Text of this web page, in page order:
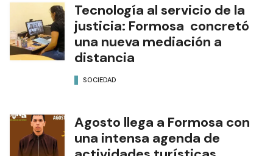
Tecnología al servicio de la
justicia: Formosa concretó
una nueva mediación a
distancia
SOCIEDAD
Agosto llega a Formosa con
una intensa agenda de